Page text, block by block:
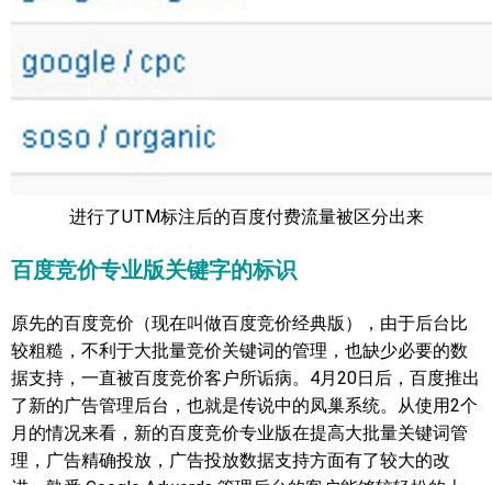
进行了UTM标注后的百度付费流量被区分出来
百度竞价专业版关键字的标识
原先的百度竞价（现在叫做百度竞价经典版），由于后台比
较粗糙，不利于大批量竞价关键词的管理，也缺少必要的数
据支持，一直被百度竞价客户所诟病。4月20日后，百度推出
了新的广告管理后台，也就是传说中的凤巢系统。从使用2个
月的情况来看，新的百度竞价专业版在提高大批量关键词管
理，广告精确投放，广告投放数据支持方面有了较大的改